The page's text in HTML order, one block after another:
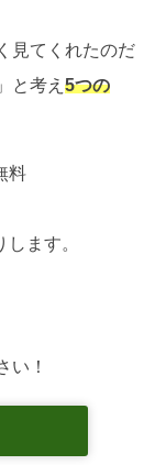
見てくれたのだ
と考え 5つの
料
ます。
い！